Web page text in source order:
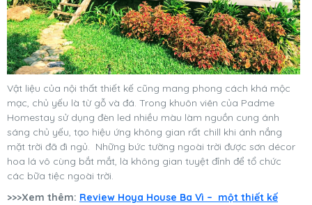
Vật liệu của nội thất thiết kế cũng mang phong cách khá mộc
mạc, chủ yếu là từ gỗ và đá. Trong khuôn viên của Padme
Homestay sử dụng đèn led nhiều màu làm nguồn cung ánh
sáng chủ yếu, tạo hiệu ứng không gian rất chill khi ánh nắng
mặt trời đã đi ngủ. Những bức tường ngoài trời được sơn décor
hoa lá vô cùng bắt mắt, là không gian tuyệt đỉnh để tổ chức
các bữa tiệc ngoài trời.
>>>Xem thêm: Review Hoya House Ba Vì – một thiết kế